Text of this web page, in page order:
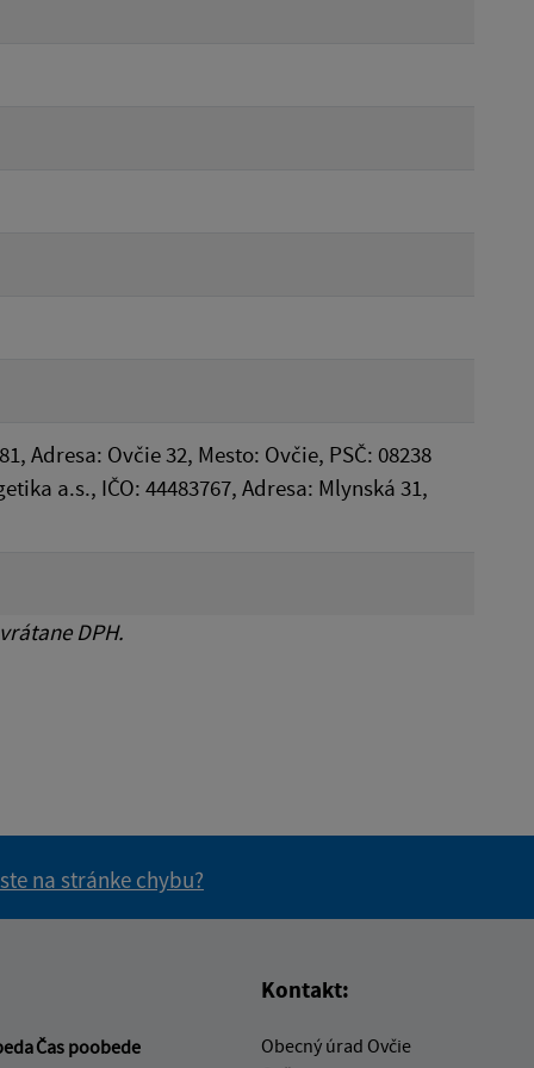
Adresa: Ovčie 32, Mesto: Ovčie, PSČ: 08238
a.s., IČO: 44483767, Adresa: Mlynská 31,
DPH.
na stránke chybu?
Čas poobede
Kontakt:
Obecný úrad Ovčie